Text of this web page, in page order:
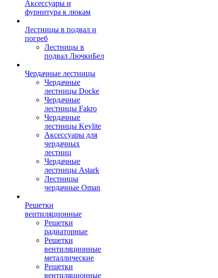
Аксессуары и
фурнитура к люкам
Лестницы в подвал и
погреб
Лестницы в
подвал ЛючкиБел
Чердачные лестницы
Чердачные
лестницы Docke
Чердачные
лестницы Fakro
Чердачные
лестницы Keylite
Аксессуары для
чердачных
лестниц
Чердачные
лестницы Astark
Лестницы
чердачные Oman
Решетки
вентиляционные
Решетки
радиаторные
Решетки
вентиляционные
металлические
Решетки
вентиляционные